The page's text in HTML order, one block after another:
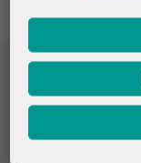
AQUA,